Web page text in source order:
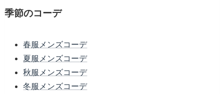
季節のコーデ
春服メンズコーデ
夏服メンズコーデ
秋服メンズコーデ
冬服メンズコーデ